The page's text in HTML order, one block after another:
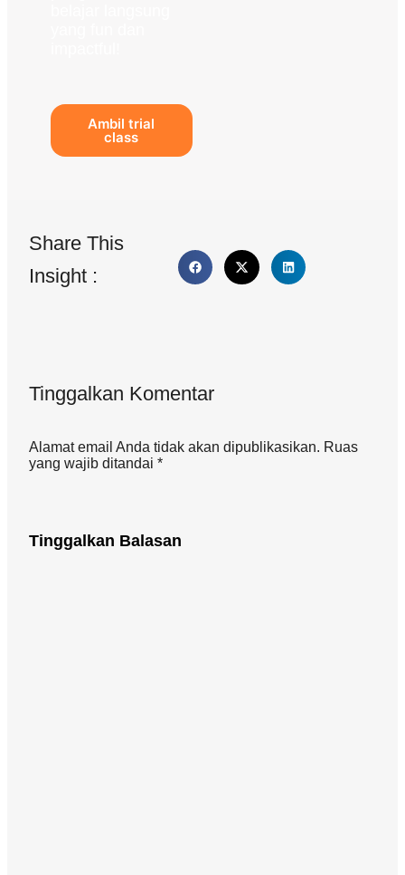
Ambil trial
class
Share This
Insight :
Tinggalkan Komentar
Alamat email Anda tidak akan dipublikasikan. Ruas
yang wajib ditandai *
Tinggalkan Balasan